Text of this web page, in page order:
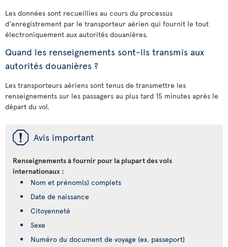
Les données sont recueillies au cours du processus
d'enregistrement par le transporteur aérien qui fournit le tout
électroniquement aux autorités douanières.
Quand les renseignements sont-ils transmis aux
autorités douanières ?
Les transporteurs aériens sont tenus de transmettre les
renseignements sur les passagers au plus tard 15 minutes après le
départ du vol.
ü Avis important
Renseignements à fournir pour la plupart des vols
internationaux :
Nom et prénom(s) complets
Date de naissance
Citoyenneté
Sexe
Numéro du document de voyage (ex. passeport)